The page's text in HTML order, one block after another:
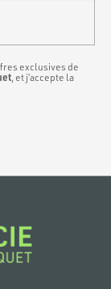
exclusives de
, et j’accepte la